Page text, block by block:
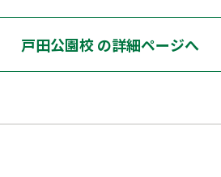
戸田公園校 の詳細ページへ